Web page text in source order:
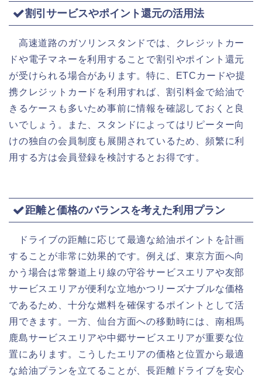
割引サービスやポイント還元の活用法
高速道路のガソリンスタンドでは、クレジットカー
ドや電子マネーを利用することで割引やポイント還元
が受けられる場合があります。特に、ETCカードや提
携クレジットカードを利用すれば、割引料金で給油で
きるケースも多いため事前に情報を確認しておくと良
いでしょう。また、スタンドによってはリピーター向
けの独自の会員制度も展開されているため、頻繁に利
用する方は会員登録を検討するとお得です。
距離と価格のバランスを考えた利用プラン
ドライブの距離に応じて最適な給油ポイントを計画
することが非常に効果的です。例えば、東京方面へ向
かう場合は常磐道上り線の守谷サービスエリアや友部
サービスエリアが便利な立地かつリーズナブルな価格
であるため、十分な燃料を確保するポイントとして活
用できます。一方、仙台方面への移動時には、南相馬
鹿島サービスエリアや中郷サービスエリアが重要な位
置にあります。こうしたエリアの価格と位置から最適
な給油プランを立てることが、長距離ドライブを安心